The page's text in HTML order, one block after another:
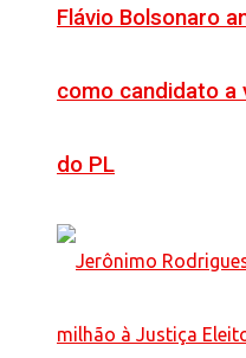
Flávio Bolsonaro
como candidato a
do PL